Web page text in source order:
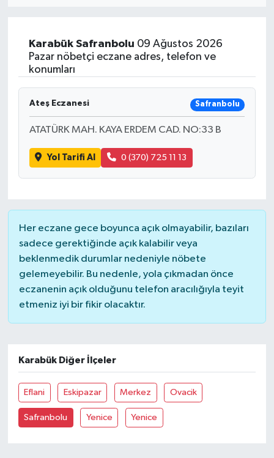
Karabük Safranbolu 09 Ağustos 2026
Pazar nöbetçi eczane adres, telefon ve
konumları
Ateş Eczanesi Safranbolu
ATATÜRK MAH. KAYA ERDEM CAD. NO:33 B
Yol Tarifi Al 0 (370) 725 11 13
Her eczane gece boyunca açık olmayabilir, bazıları
sadece gerektiğinde açık kalabilir veya
beklenmedik durumlar nedeniyle nöbete
gelemeyebilir. Bu nedenle, yola çıkmadan önce
eczanenin açık olduğunu telefon aracılığıyla teyit
etmeniz iyi bir fikir olacaktır.
Karabük Diğer İlçeler
Eflani Eskipazar Merkez Ovacik
Safranbolu Yenice Yenice
RÖPORTAJLAR
SİYASET
GÜNCEL
SPOR
YAŞAM
Yerel